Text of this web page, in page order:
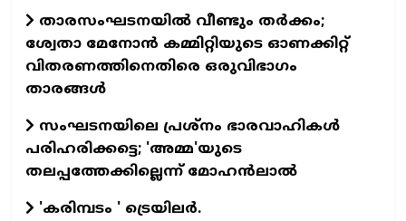
താരസംഘടനയില്‍ വീണ്ടും തര്‍ക്കം;
ശ്വേതാ മേനോന്‍ കമ്മിറ്റിയുടെ ഓണക്കിറ്റ്
വിതരണത്തിനെതിരെ ഒരുവിഭാഗം
താരങ്ങള്‍
സംഘടനയിലെ പ്രശ്നം ഭാരവാഹികൾ
പരിഹരിക്കട്ടെ; 'അമ്മ'യുടെ
തലപ്പത്തേക്കില്ലെന്ന് മോഹൻലാൽ
'കരിമ്പടം ' ട്രെയിലര്‍.